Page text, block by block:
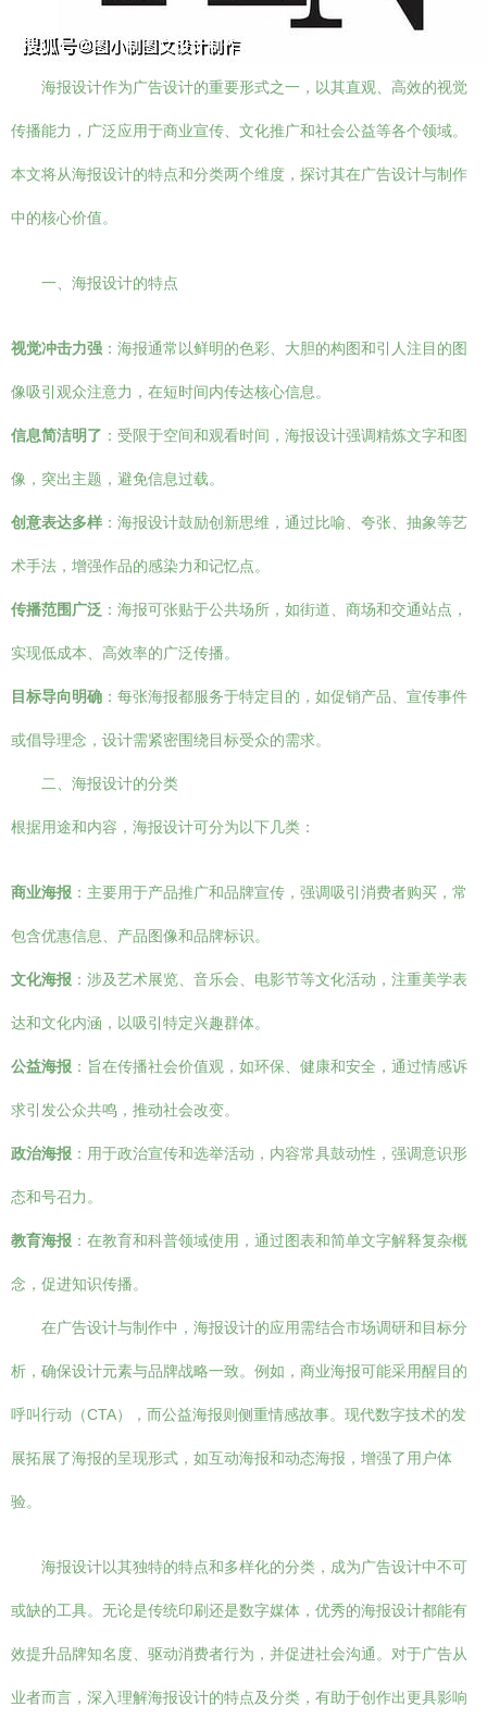
海报设计作为广告设计的重要形式之一，以其直观、高效的视觉
传播能力，广泛应用于商业宣传、文化推广和社会公益等各个领域。
本文将从海报设计的特点和分类两个维度，探讨其在广告设计与制作
中的核心价值。
一、海报设计的特点
视觉冲击力强 ：海报通常以鲜明的色彩、大胆的构图和引人注目的图
像吸引观众注意力，在短时间内传达核心信息。
信息简洁明了 ：受限于空间和观看时间，海报设计强调精炼文字和图
像，突出主题，避免信息过载。
创意表达多样 ：海报设计鼓励创新思维，通过比喻、夸张、抽象等艺
术手法，增强作品的感染力和记忆点。
传播范围广泛 ：海报可张贴于公共场所，如街道、商场和交通站点，
实现低成本、高效率的广泛传播。
目标导向明确 ：每张海报都服务于特定目的，如促销产品、宣传事件
或倡导理念，设计需紧密围绕目标受众的需求。
二、海报设计的分类
根据用途和内容，海报设计可分为以下几类：
商业海报 ：主要用于产品推广和品牌宣传，强调吸引消费者购买，常
包含优惠信息、产品图像和品牌标识。
文化海报 ：涉及艺术展览、音乐会、电影节等文化活动，注重美学表
达和文化内涵，以吸引特定兴趣群体。
公益海报 ：旨在传播社会价值观，如环保、健康和安全，通过情感诉
求引发公众共鸣，推动社会改变。
政治海报 ：用于政治宣传和选举活动，内容常具鼓动性，强调意识形
态和号召力。
教育海报 ：在教育和科普领域使用，通过图表和简单文字解释复杂概
念，促进知识传播。
在广告设计与制作中，海报设计的应用需结合市场调研和目标分
析，确保设计元素与品牌战略一致。例如，商业海报可能采用醒目的
呼叫行动（CTA），而公益海报则侧重情感故事。现代数字技术的发
展拓展了海报的呈现形式，如互动海报和动态海报，增强了用户体
验。
海报设计以其独特的特点和多样化的分类，成为广告设计中不可
或缺的工具。无论是传统印刷还是数字媒体，优秀的海报设计都能有
效提升品牌知名度、驱动消费者行为，并促进社会沟通。对于广告从
业者而言，深入理解海报设计的特点及分类，有助于创作出更具影响